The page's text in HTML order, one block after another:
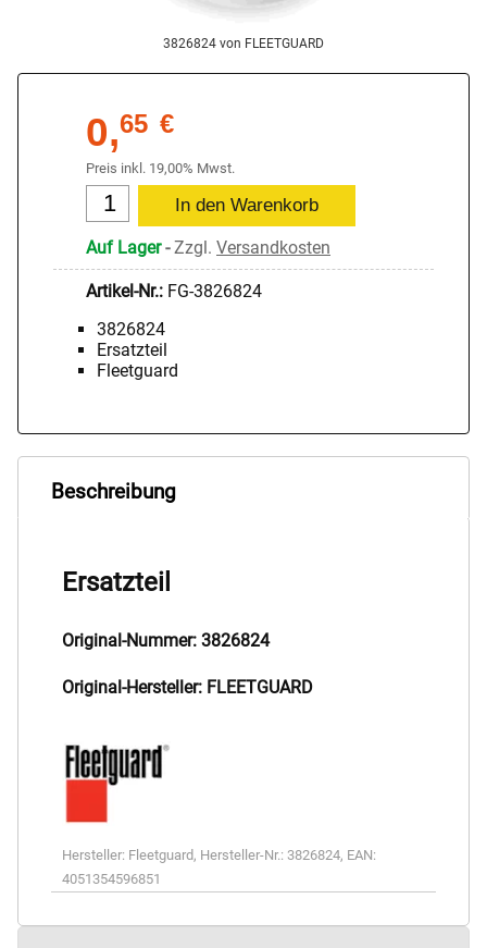
3826824 von FLEETGUARD
0,65 €
Preis inkl. 19,00% Mwst.
Auf Lager-Zzgl. Versandkosten
Artikel-Nr.: FG-3826824
3826824
Ersatzteil
Fleetguard
Beschreibung
Ersatzteil
Original-Nummer: 3826824
Original-Hersteller: FLEETGUARD
Hersteller: Fleetguard , Hersteller-Nr.: 3826824, EAN:
4051354596851